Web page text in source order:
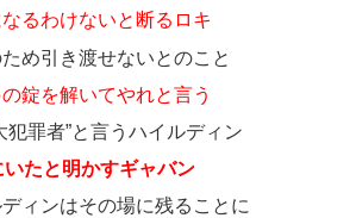
るわけないと断るロキ
め引き渡せないとのこと
錠を解いてやれと言う
犯罪者”と言うハイルディン
たと明かすギャバン
ィンはその場に残ることに